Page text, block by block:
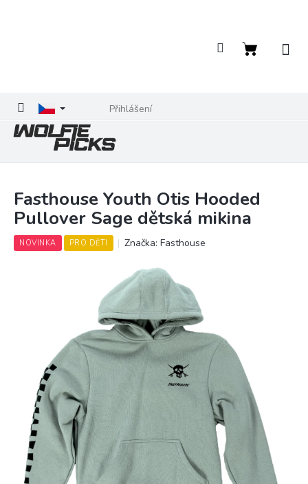
Přihlášení
Nákupní
Fasthouse Youth Otis Hooded
Pullover Sage dětská mikina
NOVINKA PRO DĚTI Značka:Fasthouse